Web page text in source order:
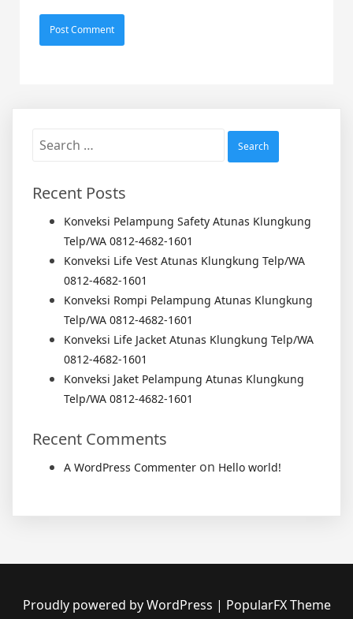
Search
Recent Posts
Konveksi Pelampung Safety Atunas Klungkung
Telp/WA 0812-4682-1601
Konveksi Life Vest Atunas Klungkung Telp/WA
0812-4682-1601
Konveksi Rompi Pelampung Atunas Klungkung
Telp/WA 0812-4682-1601
Konveksi Life Jacket Atunas Klungkung Telp/WA
0812-4682-1601
Konveksi Jaket Pelampung Atunas Klungkung
Telp/WA 0812-4682-1601
Recent Comments
A WordPress Commenter on Hello world!
Proudly powered by WordPress | PopularFX Theme